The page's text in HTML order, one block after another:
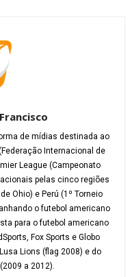
de mídias destinada ao
Internacional de
League (Campeonato
pelas cinco regiões
Ohio) e Perú (1º Torneio
o futebol americano
para o futebol americano
Fox Sports e Globo
Lions (flag 2008) e do
a 2012).